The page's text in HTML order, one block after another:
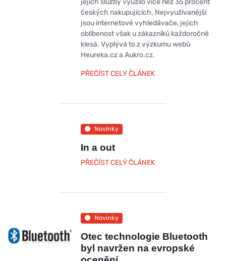
českých nakupujících. Nejvyužívanější
jsou internetové vyhledávače, jejich
oblíbenost však u zákazníků každoročně
klesá. Vyplývá to z výzkumu webů
Heureka.cz a Aukro.cz.
PŘEČÍST CELÝ ČLÁNEK
Novinky
In a out
PŘEČÍST CELÝ ČLÁNEK
Novinky
Otec technologie Bluetooth
byl navržen na evropské